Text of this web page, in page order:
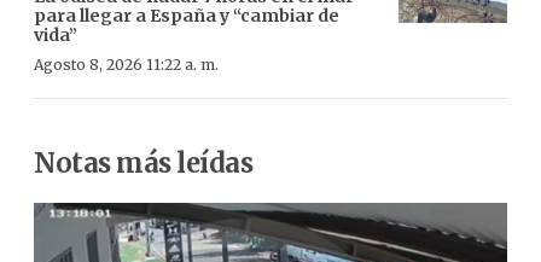
para llegar a España y “cambiar de
vida”
Agosto 8, 2026 11:22 a. m.
Notas más leídas